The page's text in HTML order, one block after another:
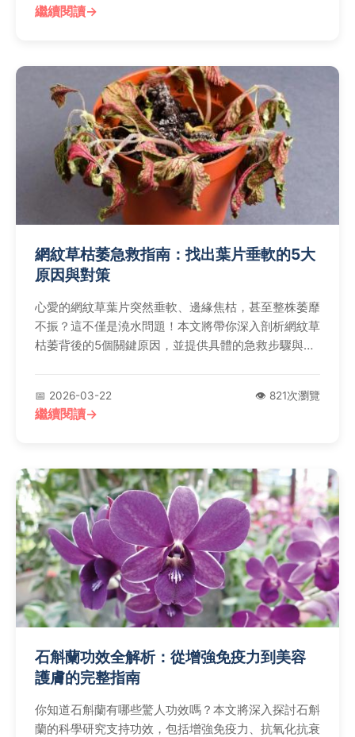
繼續閱讀
網紋草枯萎急救指南：找出葉片垂軟的5大
原因與對策
心愛的網紋草葉片突然垂軟、邊緣焦枯，甚至整株萎靡
不振？這不僅是澆水問題！本文將帶你深入剖析網紋草
枯萎背後的5個關鍵原因，並提供具體的急救步驟與長
📅 2026-03-22 👁️ 821次瀏覽
繼續閱讀
石斛蘭功效全解析：從增強免疫力到美容
護膚的完整指南
你知道石斛蘭有哪些驚人功效嗎？本文將深入探討石斛
蘭的科學研究支持功效，包括增強免疫力、抗氧化抗衰